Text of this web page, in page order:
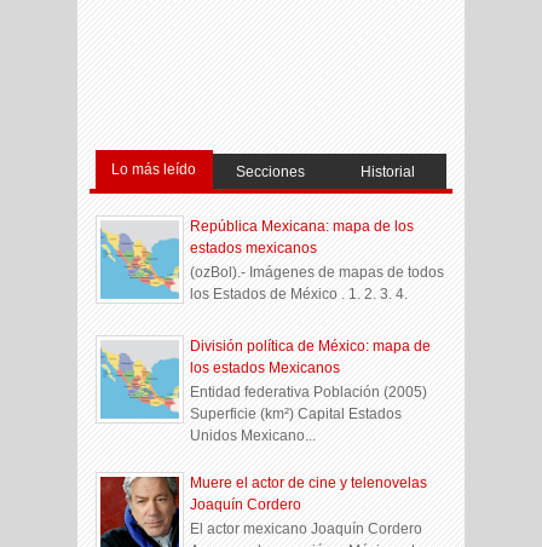
Lo más leído Secciones Historial
República Mexicana: mapa de los
estados mexicanos
(ozBol).- Imágenes de mapas de todos
los Estados de México . 1. 2. 3. 4.
División política de México: mapa de
los estados Mexicanos
Entidad federativa Población (2005)
Superficie (km²) Capital Estados
Unidos Mexicano...
Muere el actor de cine y telenovelas
Joaquín Cordero
El actor mexicano Joaquín Cordero